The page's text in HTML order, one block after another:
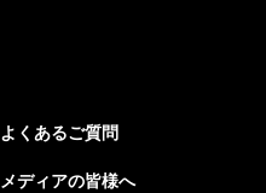
よくあるご質問
メディアの皆様へ